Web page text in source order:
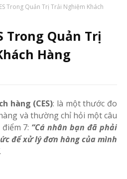
Trong Quản Trị Trải Nghiệm Khách
Trong Quản Trị
Hàng
hàng (CES): là một thước đo
và thường chỉ hỏi một câu
7: “Cá nhân bạn đã phải
để xử lý đơn hàng của mình
.